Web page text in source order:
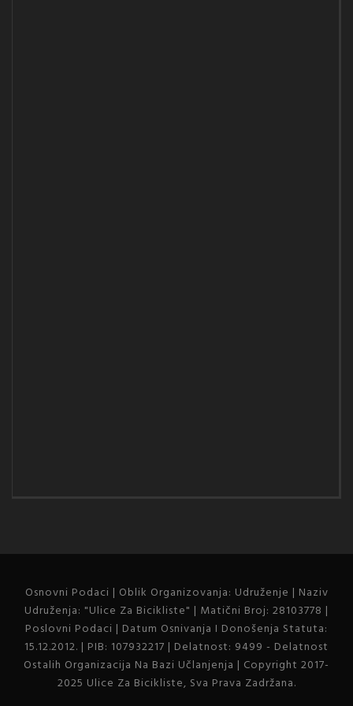
Osnovni Podaci | Oblik Organizovanja: Udruženje | Naziv
Udruženja: "Ulice Za Bicikliste" | Matični Broj: 28103778 |
Poslovni Podaci | Datum Osnivanja I Donošenja Statuta:
15.12.2012. | PIB: 107932217 | Delatnost: 9499 - Delatnost
Ostalih Organizacija Na Bazi Učlanjenja | Copyright 2017-
2025 Ulice Za Bicikliste, Sva Prava Zadržana.